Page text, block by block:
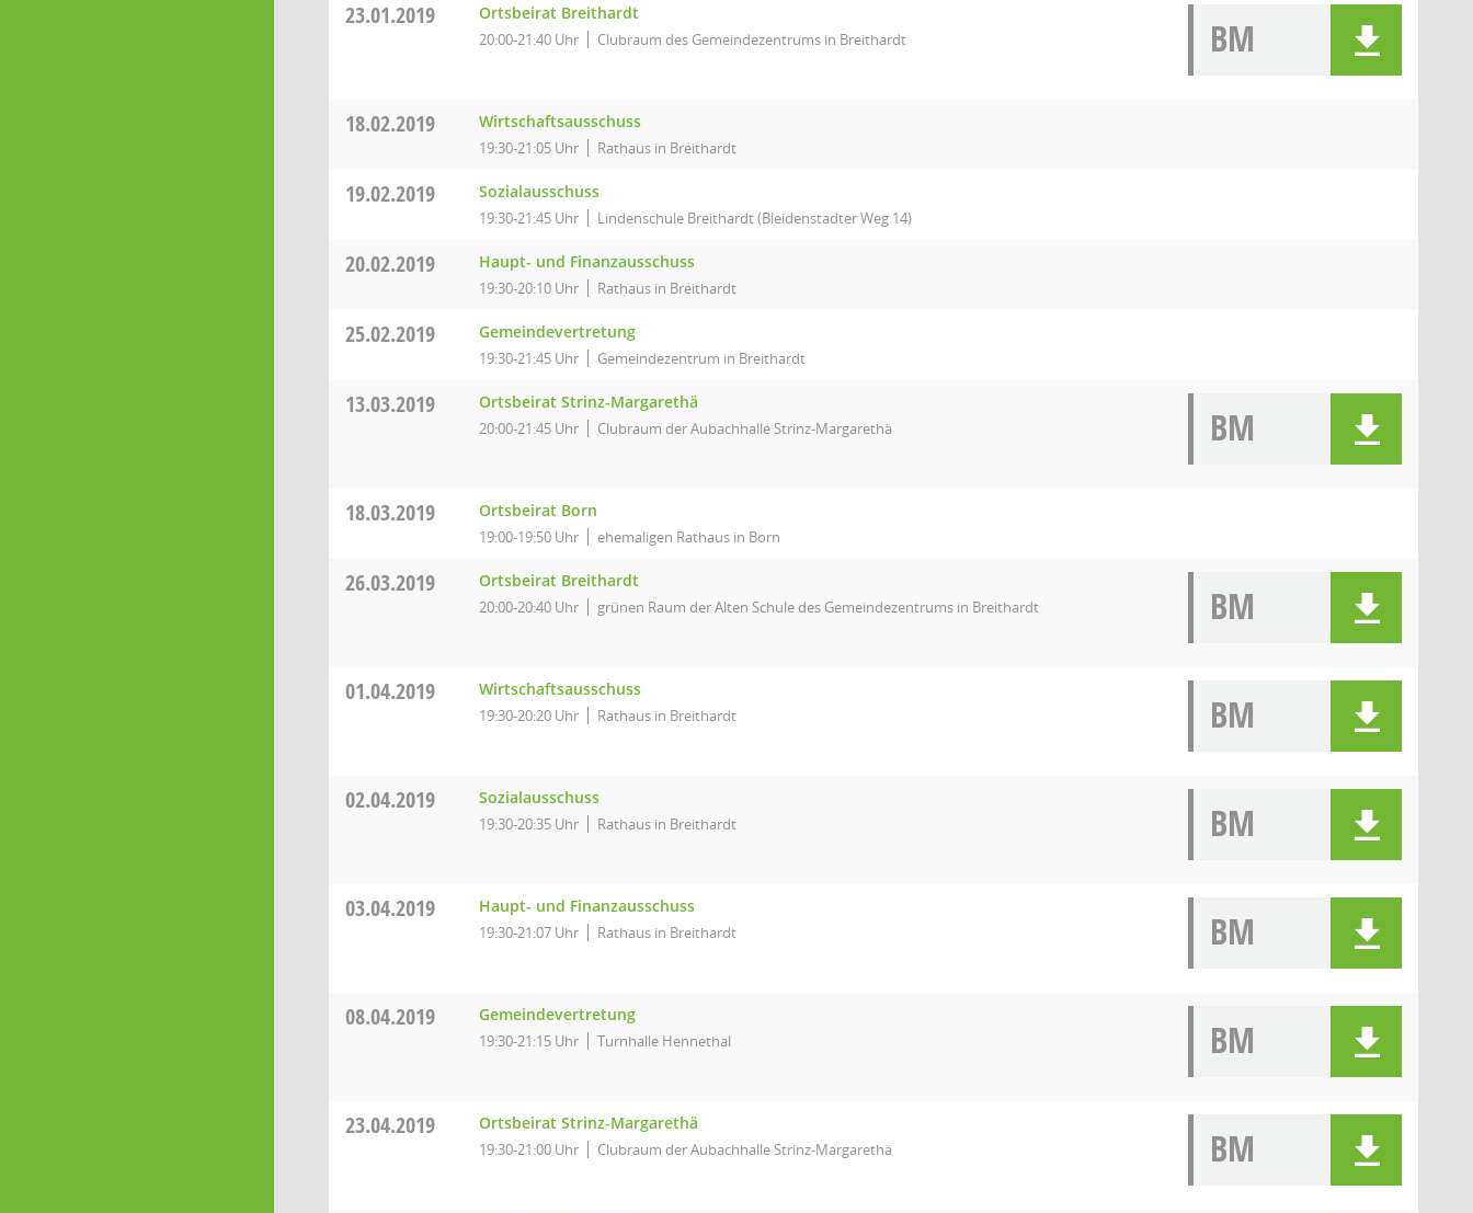
23.01.2019 Ortsbeirat Breithardt
20:00-21:40 Uhr Clubraum des Gemeindezentrums in Breithardt BM
18.02.2019 Wirtschaftsausschuss
19:30-21:05 Uhr Rathaus in Breithardt
19.02.2019 Sozialausschuss
19:30-21:45 Uhr Lindenschule Breithardt (Bleidenstadter Weg 14)
20.02.2019 Haupt- und Finanzausschuss
19:30-20:10 Uhr Rathaus in Breithardt
25.02.2019 Gemeindevertretung
19:30-21:45 Uhr Gemeindezentrum in Breithardt
13.03.2019 Ortsbeirat Strinz-Margarethä
20:00-21:45 Uhr Clubraum der Aubachhalle Strinz-Margarethä BM
18.03.2019 Ortsbeirat Born
19:00-19:50 Uhr ehemaligen Rathaus in Born
26.03.2019 Ortsbeirat Breithardt
20:00-20:40 Uhr grünen Raum der Alten Schule des Gemeindezentrums in Breithardt BM
01.04.2019 Wirtschaftsausschuss
19:30-20:20 Uhr Rathaus in Breithardt BM
02.04.2019 Sozialausschuss
19:30-20:35 Uhr Rathaus in Breithardt BM
03.04.2019 Haupt- und Finanzausschuss
19:30-21:07 Uhr Rathaus in Breithardt BM
08.04.2019 Gemeindevertretung
19:30-21:15 Uhr Turnhalle Hennethal BM
23.04.2019 Ortsbeirat Strinz-Margarethä
19:30-21:00 Uhr Clubraum der Aubachhalle Strinz-Margarethä BM